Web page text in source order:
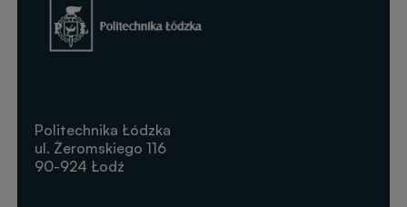
Politechnika Łódzka
ul. Żeromskiego 116
90-924 Łodź